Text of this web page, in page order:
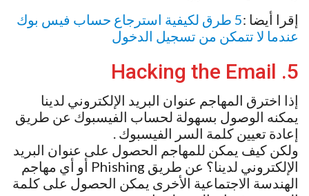
إقرا أيضا :
5 طرق لكيفية استرجاع حساب فيس بوك
عندما لا تتمكن من تسجيل الدخول
5. Hacking the Email
إذا اخترق المهاجم عنوان البريد الإلكتروني لدينا
يمكنه الوصول بسهولة لحساب الفيسبوك عن طريق
إعادة تعيين كلمة السر الفيسبوك .
ولكن كيف يمكن للمهاجم الحصول على عنوان البريد
الإلكتروني لدينا؟ عن طريق Phishing أو أي مهاجم
الهندسة الاجتماعية الأخرى يمكن الحصول على كلمة